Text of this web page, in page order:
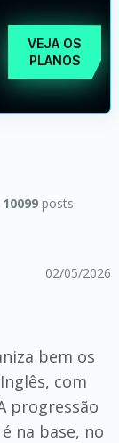
VEJA OS
PLANOS
10099posts
02/05/2026
bem os
com
progressão
na base, no